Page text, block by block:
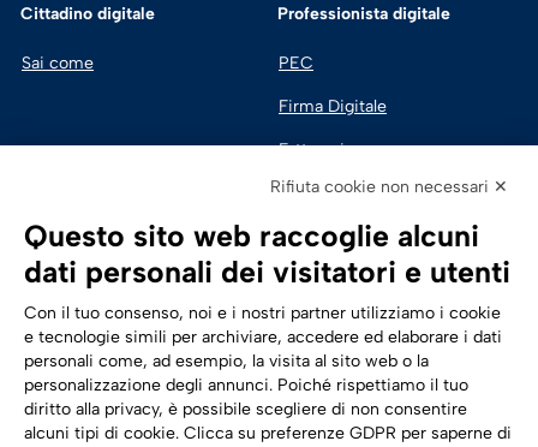
Cittadino digitale
Sai come
Professionista digitale
PEC
Firma Digitale
Fatturazione
Sicurezza Digitale
Cloud
Trasformazione digitale
Energia
Seguici su:
Rifiuta cookie non necessari ✕
Questo sito web raccoglie alcuni
dati personali dei visitatori e utenti
Con il tuo consenso, noi e i nostri partner utilizziamo i cookie
e tecnologie simili per archiviare, accedere ed elaborare i dati
personali come, ad esempio, la visita al sito web o la
personalizzazione degli annunci. Poiché rispettiamo il tuo
diritto alla privacy, è possibile scegliere di non consentire
alcuni tipi di cookie. Clicca su preferenze GDPR per saperne di